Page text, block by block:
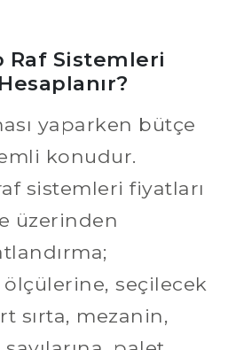
Raf Sistemleri
yaparken bütçe
konudur.
sistemleri fiyatları
üzerinden
seçilecek
sırta, mezanin,